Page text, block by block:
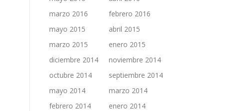
marzo 2016
febrero 2016
mayo 2015
abril 2015
marzo 2015
enero 2015
diciembre 2014
noviembre 2014
octubre 2014
septiembre 2014
mayo 2014
marzo 2014
febrero 2014
enero 2014